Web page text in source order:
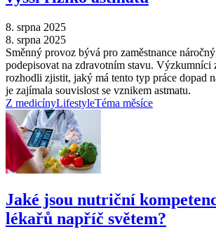
8. srpna 2025
8. srpna 2025
Směnný provoz bývá pro zaměstnance
podepisovat na zdravotním stavu. Výzkumníci
rozhodli zjistit, jaký má tento typ práce dopad
je zajímala souvislost se vznikem astmatu.
Z medicínyLifestyleTéma měsíce
Jaké jsou nutriční
lékařů napříč světem?